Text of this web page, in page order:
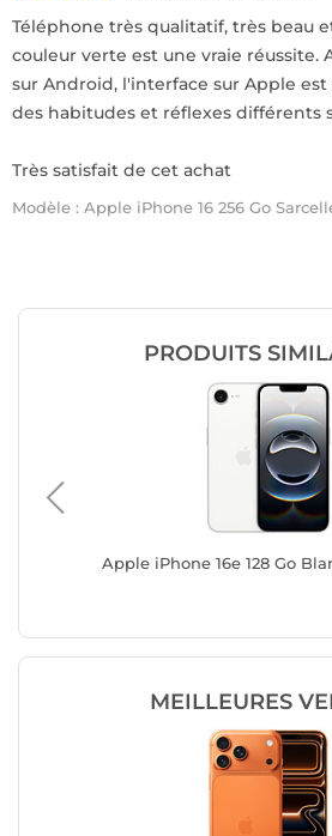
Téléphone très qualitatif, très beau
couleur verte est une vraie réussite.
sur Android, l'interface sur Apple
des habitudes et réflexes différents
Très satisfait de cet achat
Modèle : Apple iPhone 16 256 Go
PRODUITS
Apple iPhone 16e 128 Go
MEILLEURES